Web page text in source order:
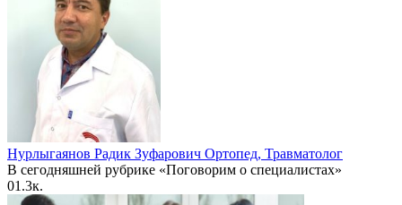
Нурлыгаянов Радик Зуфарович Ортопед, Травматолог
В сегодняшней рубрике «Поговорим о специалистах»
01.3к.